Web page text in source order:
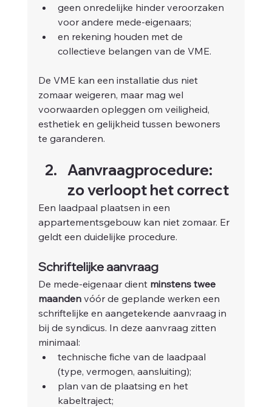
geen onredelijke hinder veroorzaken
voor andere mede-eigenaars;
en rekening houden met de
collectieve belangen van de VME.
De VME kan een installatie dus niet
zomaar weigeren, maar mag wel
voorwaarden opleggen om veiligheid,
esthetiek en gelijkheid tussen bewoners
te garanderen.
Aanvraagprocedure:
zo verloopt het correct
Een laadpaal plaatsen in een
appartementsgebouw kan niet zomaar. Er
geldt een duidelijke procedure.
Schriftelijke aanvraag
De mede-eigenaar dient minstens twee
maanden vóór de geplande werken een
schriftelijke en aangetekende aanvraag in
bij de syndicus. In deze aanvraag zitten
minimaal:
technische fiche van de laadpaal
(type, vermogen, aansluiting);
plan van de plaatsing en het
kabeltraject;